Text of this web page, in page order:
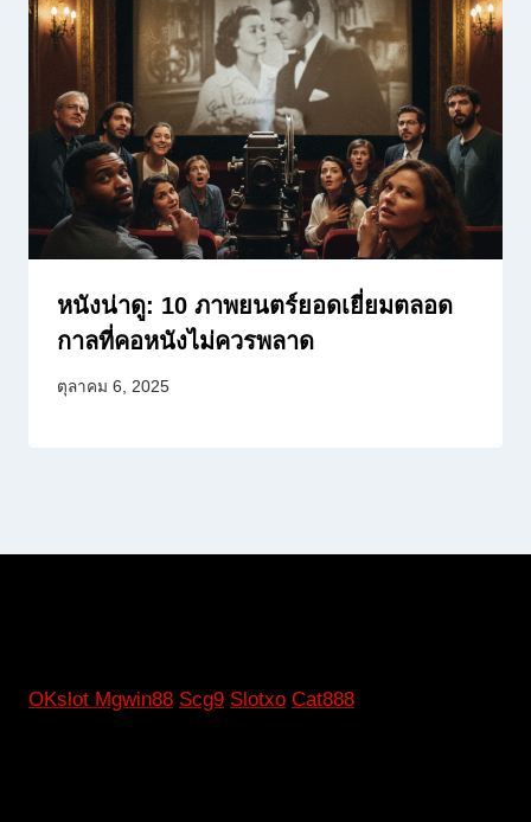
หนังน่าดู: 10 ภาพยนตร์ยอดเยี่ยมตลอด
กาลที่คอหนังไม่ควรพลาด
ตุลาคม 6, 2025
OKslot Mgwin88 Scg9 Slotxo Cat888